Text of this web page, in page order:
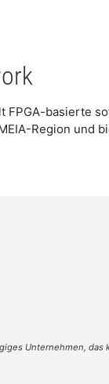
FPGA-basierte
Region und
Unternehmen,